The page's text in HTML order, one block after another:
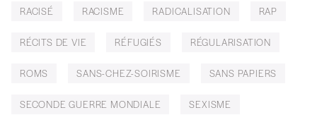
RACISÉ RACISME RADICALISATION RAP
RÉCITS DE VIE RÉFUGIÉS RÉGULARISATION
ROMS SANS-CHEZ-SOIRISME SANS PAPIERS
SECONDE GUERRE MONDIALE SEXISME